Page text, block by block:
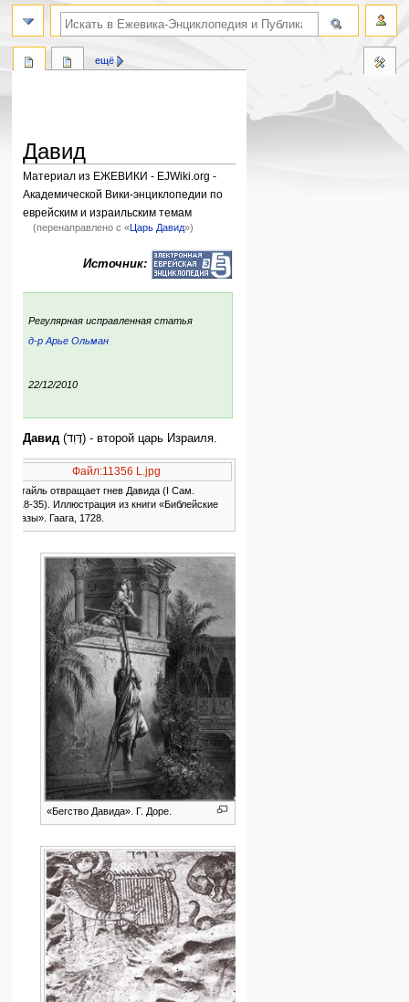
Давид
Материал из ЕЖЕВИКИ - EJWiki.org -
Академической Вики-энциклопедии по
еврейским и израильским темам
(перенаправлено с «Царь Давид»)
Источник:
Регулярная исправленная статья
д-р Арье Ольман
22/12/2010
Давид (דָּוִד) - второй царь Израиля.
Файл:11356 L.jpg
Авигайль отвращает гнев Давида (I Сам.
25:18-35). Иллюстрация из книги «Библейские
образы». Гаага, 1728.
«Бегство Давида». Г. Доре.
Известные
сведения
(из
ТАНАХа)
ещё
поиск по словам